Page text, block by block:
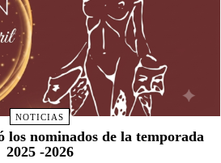
NOTICIAS
nominados de la temporada
2025 -2026